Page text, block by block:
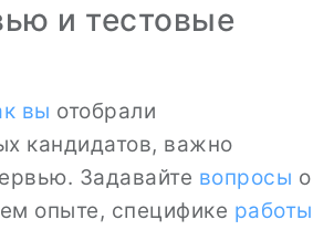
и тестовые
вы отобрали
кандидатов, важно
Задавайте вопросы о
опыте, специфике работы